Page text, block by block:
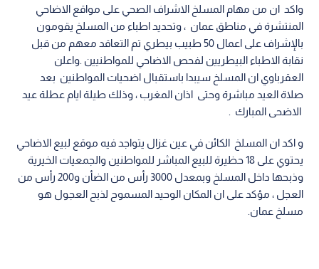
واكد ان من مهام المسلخ الاشراف الصحي على مواقع الاضاحي
المنتشرة في مناطق عمان ، وتحديد اطباء من المسلخ يقومون
بالإشراف على اعمال 50 طبيب بيطري تم التعاقد معهم من قبل
نقابة الاطباء البيطريين لفحص الاضاحي للمواطنيين .واعلن
العقرباوي ان المسلخ سيبدا باستقبال اضحيات المواطنين بعد
صلاة العيد مباشرة وحتى اذان المغرب ، وذلك طيلة ايام عطلة عيد
الاضحى المبارك .
و اكد ان المسلخ الكائن في عين غزال يتواجد فيه موقع لبيع الاضاحي
يحتوي على 18 حظيرة للبيع المباشر للمواطنين والجمعيات الخيرية
وذبحها داخل المسلخ وبمعدل 3000 رأس من الضأن و200 رأس من
العجل ، مؤكد على ان المكان الوحيد المسموح لذبح العجول هو
مسلخ عمان.